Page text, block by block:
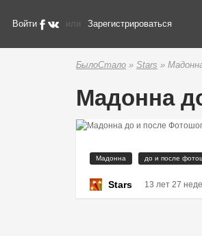
Войти или Зарегистрироваться
БылоСтало » Stars »
Мадонна
Мадонна до и после
Stars 13 лет 27